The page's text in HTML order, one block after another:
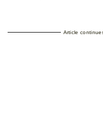
Article